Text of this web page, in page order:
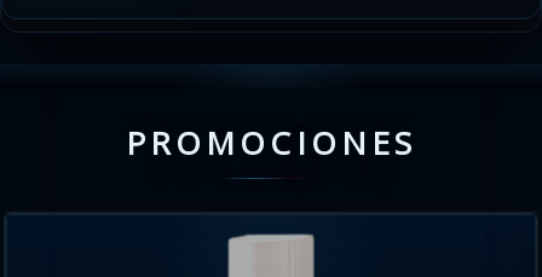
PROMOCIONES